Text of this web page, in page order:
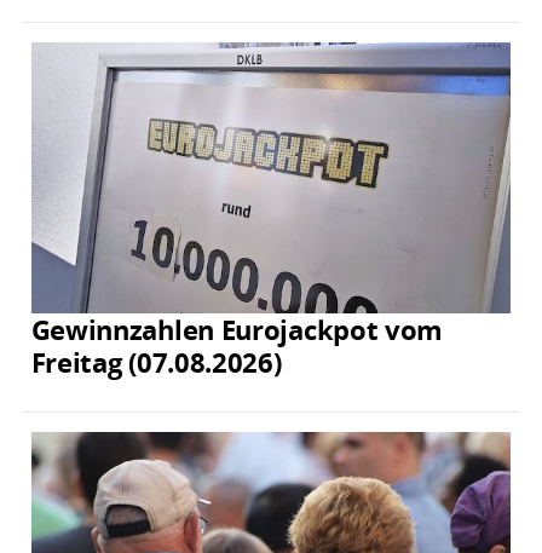
Gewinnzahlen Eurojackpot vom
Freitag (07.08.2026)